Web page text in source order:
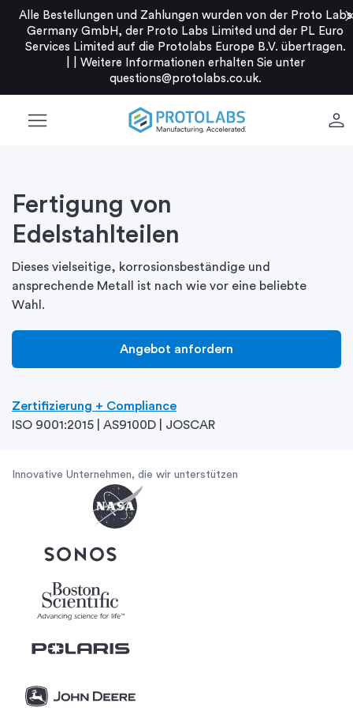
Alle Bestellungen und Zahlungen wurden von der Proto Labs
Germany GmbH, der Proto Labs Limited und der PL Euro
Services Limited auf die Protolabs Europe B.V. übertragen.
Weitere Informationen erhalten Sie unter
questions@protolabs.co.uk.
menu person
Fertigung von
Edelstahlteilen
Dieses vielseitige, korrosionsbeständige und
ansprechende Metall ist nach wie vor eine beliebte
Wahl.
Angebot anfordern
Zertifizierung + Compliance
ISO 9001:2015 | AS9100D | JOSCAR
Innovative Unternehmen, die wir unterstützen